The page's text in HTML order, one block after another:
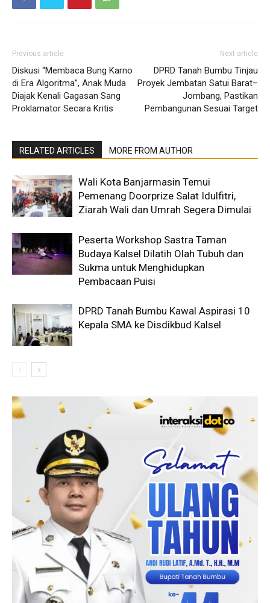
Previous article
Diskusi “Membaca Bung Karno
di Era Algoritma”, Anak Muda
Diajak Kenali Gagasan Sang
Proklamator Secara Kritis
Next article
DPRD Tanah Bumbu Tinjau
Proyek Jembatan Satui Barat–
Jombang, Pastikan
Pembangunan Sesuai Target
RELATED ARTICLES MORE FROM AUTHOR
Wali Kota Banjarmasin Temui
Pemenang Doorprize Salat Idulfitri,
Ziarah Wali dan Umrah Segera Dimulai
Peserta Workshop Sastra Taman
Budaya Kalsel Dilatih Olah Tubuh dan
Sukma untuk Menghidupkan
Pembacaan Puisi
DPRD Tanah Bumbu Kawal Aspirasi 10
Kepala SMA ke Disdikbud Kalsel